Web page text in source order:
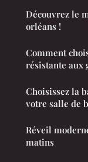
Découvrez le
orléans !
Comment
résistante aux
Choisissez la
votre salle de
Réveil
matins